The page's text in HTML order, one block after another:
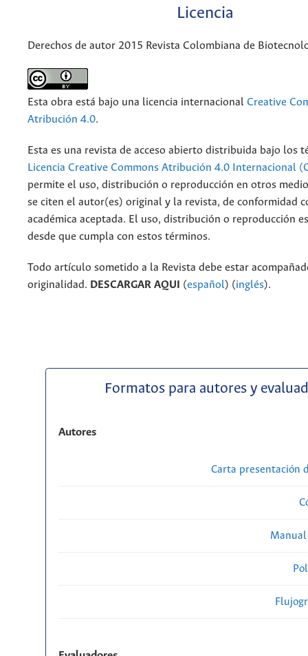
Licencia
Derechos de autor 2015 Revista Colombiana de
Esta obra está bajo una licencia internacional Creative
Atribución 4.0.
Esta es una revista de acceso abierto distribuida bajo los
Licencia Creative Commons Atribución 4.0 Internacional
permite el uso, distribución o reproducción en otros
se citen el autor(es) original y la revista, de conformidad
académica aceptada. El uso, distribución o reproducción
desde que cumpla con estos términos.
Todo artículo sometido a la Revista debe estar
originalidad. DESCARGAR AQUI (español) (inglés).
Formatos para autores y
Autores
Carta presentación